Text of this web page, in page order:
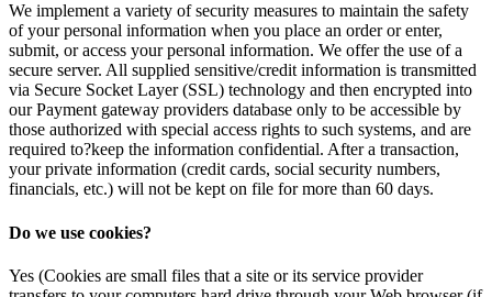
We implement a variety of security measures to maintain the safety
of your personal information when you place an order or enter,
submit, or access your personal information. We offer the use of a
secure server. All supplied sensitive/credit information is transmitted
via Secure Socket Layer (SSL) technology and then encrypted into
our Payment gateway providers database only to be accessible by
those authorized with special access rights to such systems, and are
required to?keep the information confidential. After a transaction,
your private information (credit cards, social security numbers,
financials, etc.) will not be kept on file for more than 60 days.
Do we use cookies?
Yes (Cookies are small files that a site or its service provider